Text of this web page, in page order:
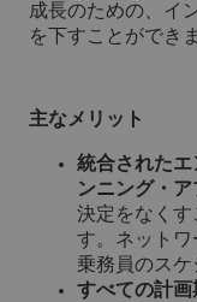
成長のための、イ
を下すことができ
主なメリット
統合された
ンニング・
決定をなくす
す。ネットワ
乗務員のスケ
すべての計